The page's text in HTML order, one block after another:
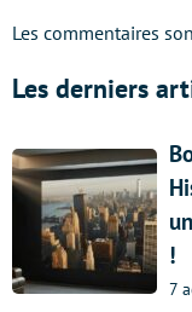
Les commentaires
Les derniers
!
7